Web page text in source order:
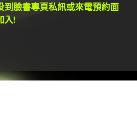
到臉書專頁私訊或來電預約面
入!